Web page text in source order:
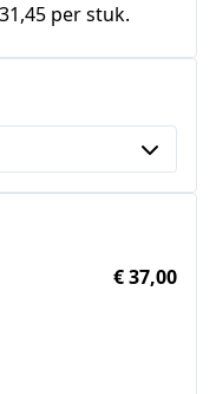
per stuk.
€ 37,00